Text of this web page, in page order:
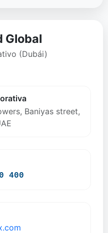
Global
(Dubái)
Baniyas street,
400